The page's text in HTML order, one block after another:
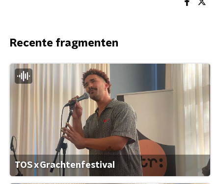
Recente fragmenten
TOS x Grachtenfestival